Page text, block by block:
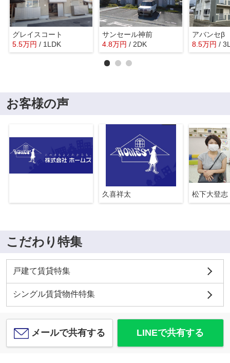
グレイスコート
5.5万円 / 1LDK
サンセール神前
4.8万円 / 2DK
アバンセβ
8.5万円 /
お客様の声
久喜祥太 松下大登志
こだわり特集
戸建て賃貸特集
シングル賃貸物件特集
メールで共有する LINEで共有する